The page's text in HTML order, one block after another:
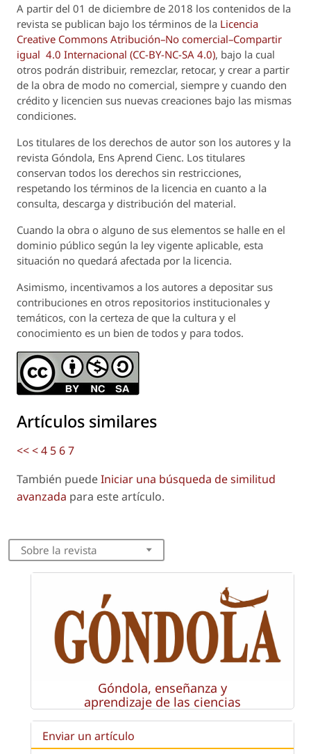
A partir del 01 de diciembre de 2018 los contenidos de la
revista se publican bajo los términos de la Licencia
Creative Commons Atribución–No comercial–Compartir
igual 4.0 Internacional (CC-BY-NC-SA 4.0), bajo la cual
otros podrán distribuir, remezclar, retocar, y crear a partir
de la obra de modo no comercial, siempre y cuando den
crédito y licencien sus nuevas creaciones bajo las mismas
condiciones.
Los titulares de los derechos de autor son los autores y la
revista Góndola, Ens Aprend Cienc. Los titulares
conservan todos los derechos sin restricciones,
respetando los términos de la licencia en cuanto a la
consulta, descarga y distribución del material.
Cuando la obra o alguno de sus elementos se halle en el
dominio público según la ley vigente aplicable, esta
situación no quedará afectada por la licencia.
Asimismo, incentivamos a los autores a depositar sus
contribuciones en otros repositorios institucionales y
temáticos, con la certeza de que la cultura y el
conocimiento es un bien de todos y para todos.
Artículos similares
<<<4 567
También puedeIniciar una búsqueda de similitud
avanzada para este artículo.
Sobre la revista
Góndola, enseñanza y
aprendizaje de las ciencias
Enviar un artículo